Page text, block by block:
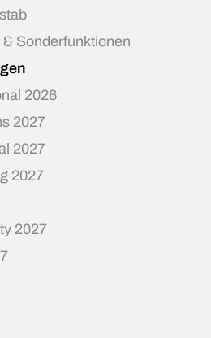
Sonderfunktionen
2026
2027
2027
2027
2027